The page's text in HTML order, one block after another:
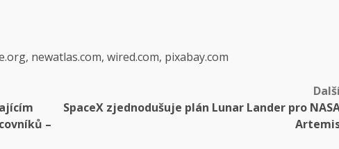
newatlas.com, wired.com, pixabay.com
–
SpaceX zjednodušuje plán Lunar Lander pro